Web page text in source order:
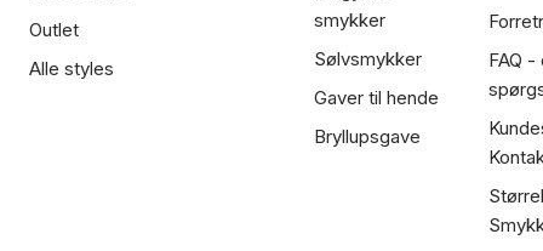
Outlet
Alle styles
smykker
Sølvsmykker
Gaver til hende
Bryllupsgave
FAQ